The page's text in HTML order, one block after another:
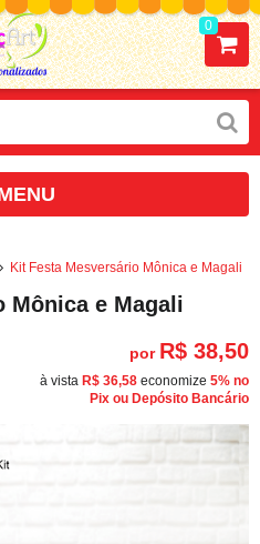
0
Kit Festa Mesversário Mônica e Magali
Mônica e Magali
por R$ 38,50
à vista R$ 36,58 economize 5% no
Pix ou Depósito Bancário